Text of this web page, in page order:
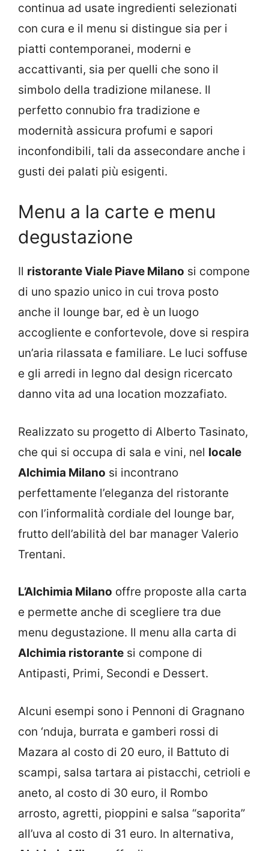
continua ad usate ingredienti selezionati
con cura e il menu si distingue sia per i
piatti contemporanei, moderni e
accattivanti, sia per quelli che sono il
simbolo della tradizione milanese. Il
perfetto connubio fra tradizione e
modernità assicura profumi e sapori
inconfondibili, tali da assecondare anche i
gusti dei palati più esigenti.
Menu a la carte e menu
degustazione
Il ristorante Viale Piave Milano si compone
di uno spazio unico in cui trova posto
anche il lounge bar, ed è un luogo
accogliente e confortevole, dove si respira
un’aria rilassata e familiare. Le luci soffuse
e gli arredi in legno dal design ricercato
danno vita ad una location mozzafiato.
Realizzato su progetto di Alberto Tasinato,
che qui si occupa di sala e vini, nel locale
Alchimia Milano si incontrano
perfettamente l’eleganza del ristorante
con l’informalità cordiale del lounge bar,
frutto dell’abilità del bar manager Valerio
Trentani.
L’Alchimia Milano offre proposte alla carta
e permette anche di scegliere tra due
menu degustazione. Il menu alla carta di
Alchimia ristorante si compone di
Antipasti, Primi, Secondi e Dessert.
Alcuni esempi sono i Pennoni di Gragnano
con ‘nduja, burrata e gamberi rossi di
Mazara al costo di 20 euro, il Battuto di
scampi, salsa tartara ai pistacchi, cetrioli e
aneto, al costo di 30 euro, il Rombo
arrosto, agretti, pioppini e salsa “saporita”
all’uva al costo di 31 euro. In alternativa,